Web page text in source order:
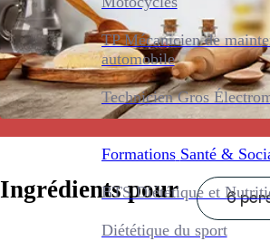
TP Mécanicien de
automobile
Technicien Gros
Formations Santé &
BTS Diététique et
Diététique du sport
Ingrédients pour 6